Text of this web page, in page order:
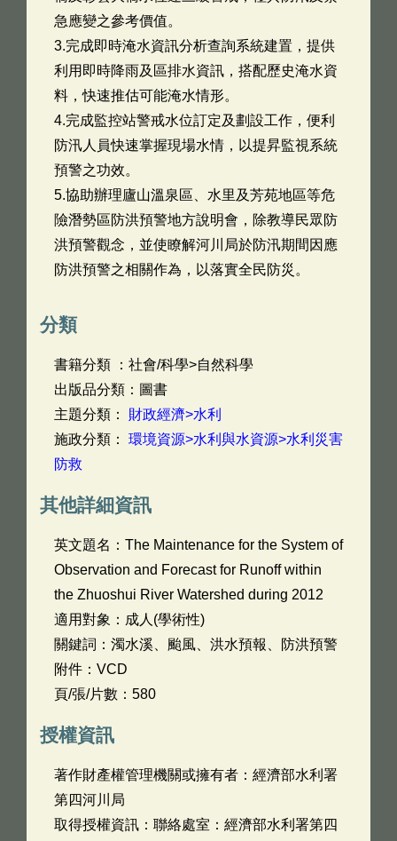
急應變之參考價值。
3.完成即時淹水資訊分析查詢系統建置，提供
利用即時降雨及區排水資訊，搭配歷史淹水資
料，快速推估可能淹水情形。
4.完成監控站警戒水位訂定及劃設工作，便利
防汛人員快速掌握現場水情，以提昇監視系統
預警之功效。
5.協助辦理廬山溫泉區、水里及芳苑地區等危
險潛勢區防洪預警地方說明會，除教導民眾防
洪預警觀念，並使瞭解河川局於防汛期間因應
防洪預警之相關作為，以落實全民防災。
分類
書籍分類 ：社會/科學>自然科學
出版品分類：圖書
主題分類： 財政經濟>水利
施政分類： 環境資源>水利與水資源>水利災害
防救
其他詳細資訊
英文題名： The Maintenance for the System of
Observation and Forecast for Runoff within
the Zhuoshui River Watershed during 2012
適用對象：成人(學術性)
關鍵詞：濁水溪、颱風、洪水預報、防洪預警
附件：VCD
頁/張/片數：580
授權資訊
著作財產權管理機關或擁有者：經濟部水利署
第四河川局
取得授權資訊：聯絡處室：經濟部水利署第四